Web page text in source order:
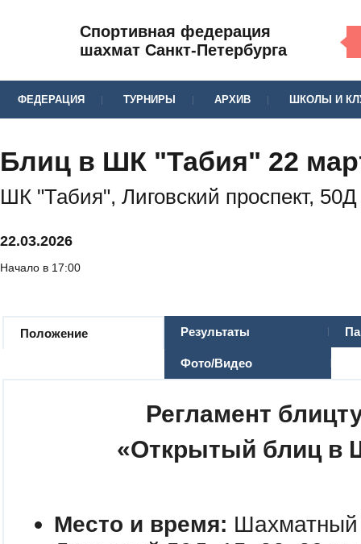
Спортивная федерация
шахмат Санкт-Петербурга
ФЕДЕРАЦИЯ ТУРНИРЫ АРХИВ ШКОЛЫ И
Блиц в ШК "Табия" 22
ШК "Табия", Лиговский проспект, 50Д
22.03.2026
Начало в 17:00
Положение Результаты
Фото/Видео
Регламент
«Открытый блиц в
Место и время: Шахматный